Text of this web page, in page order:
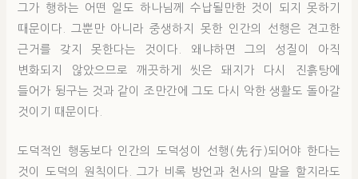
그가 행하는 어떤 일도 하나님께 수납될만한 것이 되지 못하기
때문이다. 그뿐만 아니라 중생하지 못한 인간의 선행은 견고한
근거를 갖지 못한다는 것이다. 왜냐하면 그의 성질이 아직
변화되지 않았으므로 깨끗하게 씻은 돼지가 다시 진흙탕에
들어가 뒹구는 것과 같이 조만간에 그도 다시 악한 생활도 돌아갈
것이기 때문이다.
도덕적인 행동보다 인간의 도덕성이 선행(先行)되어야 한다는
것이 도덕의 원칙이다. 그가 비록 방언과 천사의 말을 할지라도